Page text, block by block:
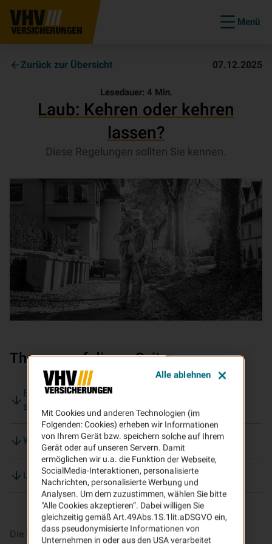
Menü
Zurück zur Übersicht 07.12.2025
Lesedauer: 4 Min.
Laub: Kehren oder kehren
lassen?
Diese Regelungen sollten Sie kennen.
Themen auf dieser Seite:
Eigentümer oder Mieter? Wer muss den Besen
schwingen?
Was Sie beim Fegen beachten müssen:
Und wenn’s doch mal rutschig wird?
Die Blätter färben sich, die Luft ist frisch und Kinder
Mit Cookies und anderen Technologien (im
Folgenden: Cookies) erheben wir Informationen
von Ihrem Gerät bzw. speichern solche auf Ihrem
Gerät oder auf unseren Servern. Damit
ermöglichen wir u.a. die Funktion der Webseite,
SocialMedia-Interaktionen, personalisierte
Nachrichten, personalisierte Werbung und
Analysen. Um dem zuzustimmen, wählen Sie bitte
"Alle Cookies akzeptieren“. Dabei willigen Sie
gleichzeitig gemäß Art.49Abs.1S.1lit.aDSGVO ein,
dass pseudonymisierte Informationen von
Unternehmen in oder aus den USA verarbeitet
Alle ablehnen